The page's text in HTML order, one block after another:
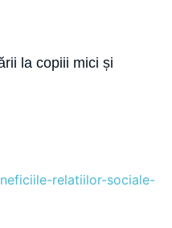
la copiii mici și